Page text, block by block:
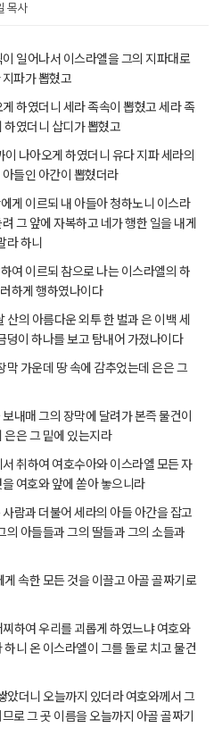
목사
일어나서 이스라엘을 그의 지파대로
파가 뽑혔고
하였더니 세라 족속이 뽑혔고 세라 족
였더니 삽디가 뽑혔고
나아오게 하였더니 유다 지파 세라의
들인 아간이 뽑혔더라
게 이르되 내 아들아 청하노니 이스라
그 앞에 자복하고 네가 행한 일을 내게
라 하니
여 이르되 참으로 나는 이스라엘의 하
하게 행하였나이다
산의 아름다운 외투 한 벌과 은 이백 세
덩이 하나를 보고 탐내어 가졌나이다
가운데 땅 속에 감추었는데 은은 그
내매 그의 장막에 달려가 본즉 물건이
은 그 밑에 있는지라
취하여 여호수아와 이스라엘 모든 자
여호와 앞에 쏟아 놓으니라
람과 더불어 세라의 아들 아간을 잡고
의 아들들과 그의 딸들과 그의 소들과
속한 모든 것을 이끌고 아골 골짜기로
하여 우리를 괴롭게 하였느냐 여호와
니 온 이스라엘이 그를 돌로 치고 물건
았더니 오늘까지 있더라 여호와께서 그
로 그 곳 이름을 오늘까지 아골 골짜기